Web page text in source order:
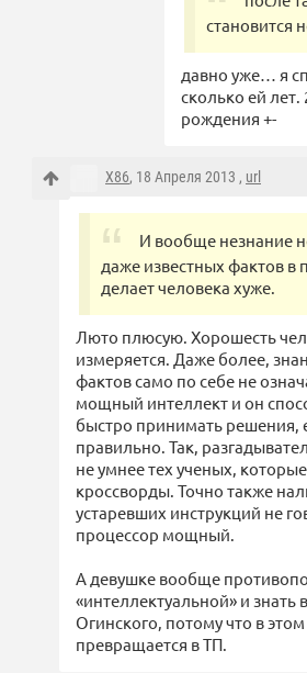
становится
давно уже… я
сколько ей лет.
рождения +-
X86, 18 Апреля 2013 , url
И вообще незнание
даже известных фактов в
делает человека хуже.
Люто плюсую. Хорошесть
измеряется. Даже более,
фактов само по себе не
мощный интеллект и он
быстро принимать решения,
правильно. Так,
не умнее тех ученых,
кроссворды. Точно также
устаревших инструкций не
процессор мощный.
А девушке вообще
«интеллектуальной» и знать
Огинского, потому что в
превращается в ТП.